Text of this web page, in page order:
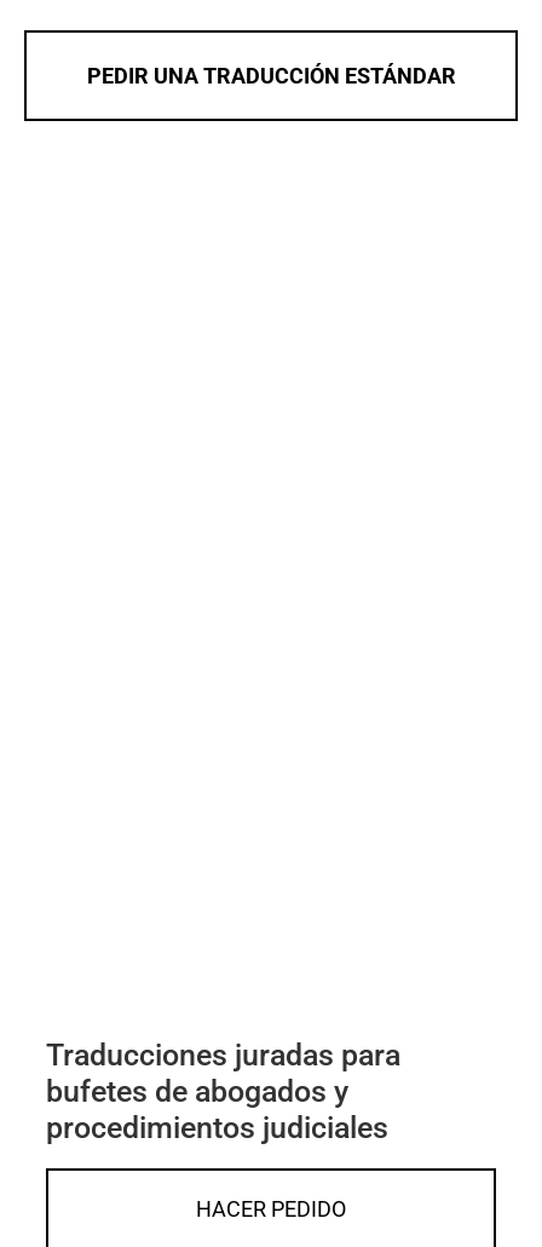
PEDIR UNA TRADUCCIÓN ESTÁNDAR
Traducciones juradas para
bufetes de abogados y
procedimientos judiciales
HACER PEDIDO